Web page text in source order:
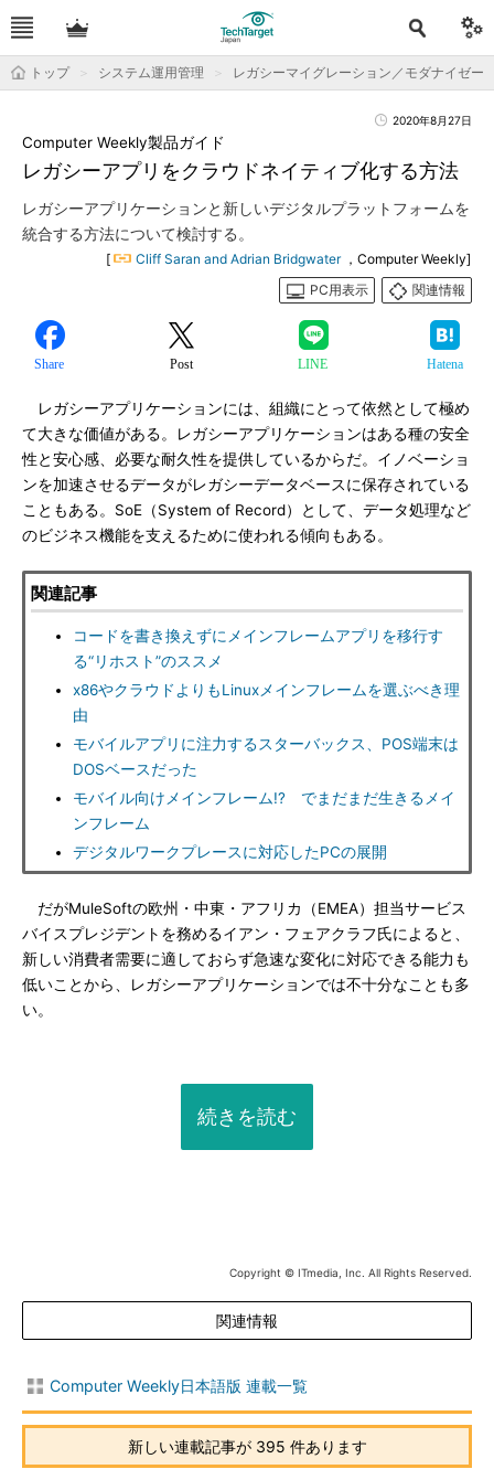
トップ システム運用管理 レガシーマイグレーション／モダナイゼー
2020年8月27日
レガシーアプリをクラウドネイティブ化する方法
Computer Weekly製品ガイド
レガシーアプリケーションと新しいデジタルプラットフォームを
統合する方法について検討する。
[ Cliff Saran and Adrian Bridgwater ，Computer Weekly]
PC用表示
関連情報
Share Post LINE Hatena
レガシーアプリケーションには、組織にとって依然として極め
て大きな価値がある。レガシーアプリケーションはある種の安全
性と安心感、必要な耐久性を提供しているからだ。イノベーショ
ンを加速させるデータがレガシーデータベースに保存されている
こともある。SoE（System of Record）として、データ処理など
のビジネス機能を支えるために使われる傾向もある。
関連記事
コードを書き換えずにメインフレームアプリを移行す
る“リホスト”のススメ
x86やクラウドよりもLinuxメインフレームを選ぶべき理
由
モバイルアプリに注力するスターバックス、POS端末は
DOSベースだった
モバイル向けメインフレーム!? でまだまだ生きるメイ
ンフレーム
デジタルワークプレースに対応したPCの展開
だがMuleSoftの欧州・中東・アフリカ（EMEA）担当サービス
バイスプレジデントを務めるイアン・フェアクラフ氏によると、
新しい消費者需要に適しておらず急速な変化に対応できる能力も
低いことから、レガシーアプリケーションでは不十分なことも多
い。
続きを読む
Copyright © ITmedia, Inc. All Rights Reserved.
関連情報
Computer Weekly日本語版 連載一覧
新しい連載記事が 395 件あります